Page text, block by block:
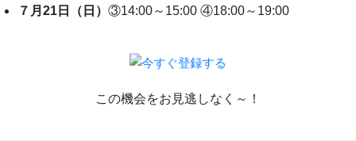
７月21日（日）③14:00～15:00 ④18:00～19:00
この機会をお見逃しなく～！